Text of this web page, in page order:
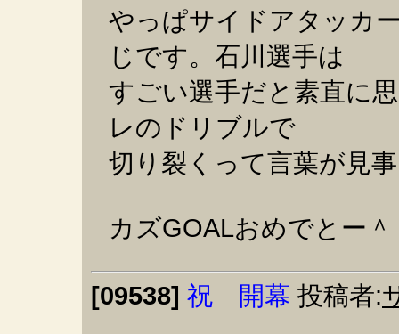
やっぱサイドアタッカ
じです。石川選手は
すごい選手だと素直に
レのドリブルで
切り裂くって言葉が見
カズGOALおめでとー＾
[09538] 祝 開幕 投稿者: